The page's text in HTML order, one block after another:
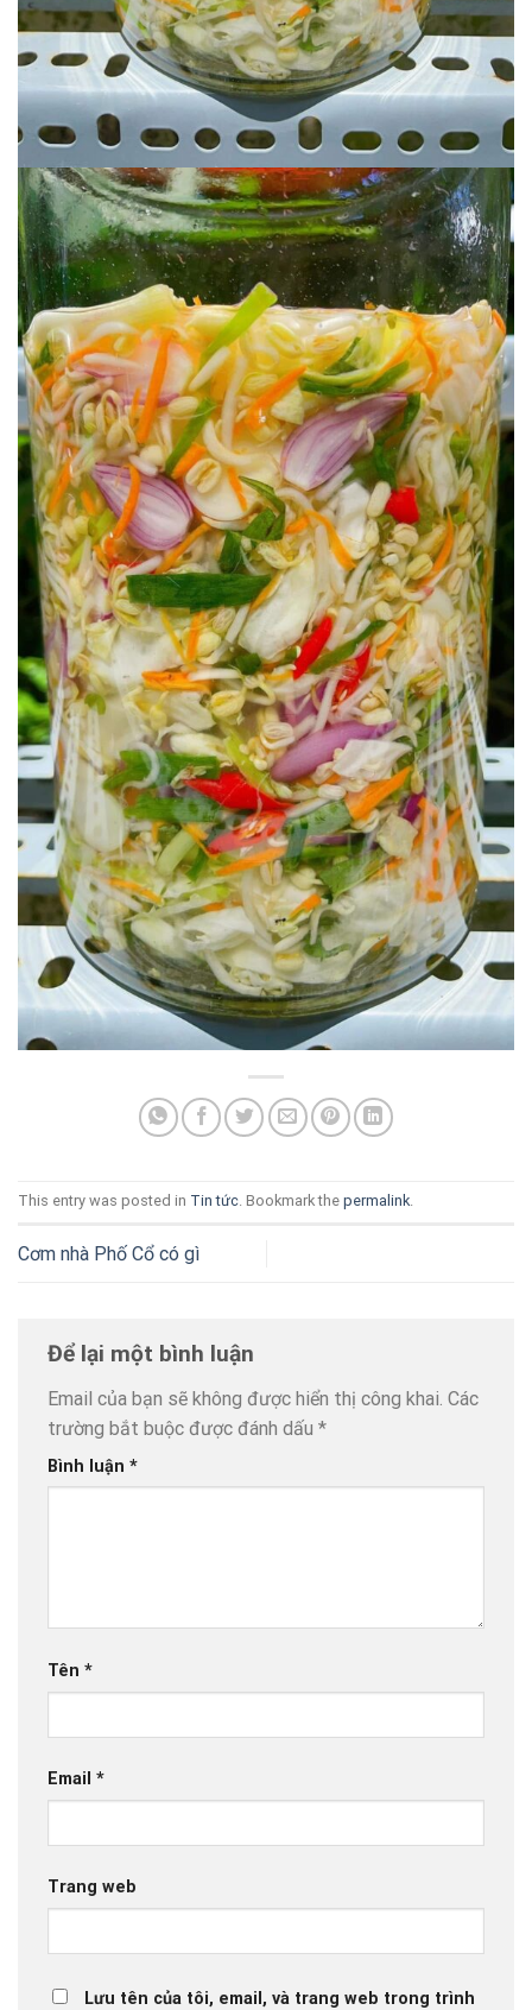
This entry was posted in Tin tức. Bookmark the permalink.
Cơm nhà Phố Cổ có gì
Để lại một bình luận
Email của bạn sẽ không được hiển thị công khai. Các
trường bắt buộc được đánh dấu *
Bình luận *
Tên *
Email *
Trang web
Lưu tên của tôi, email, và trang web trong trình